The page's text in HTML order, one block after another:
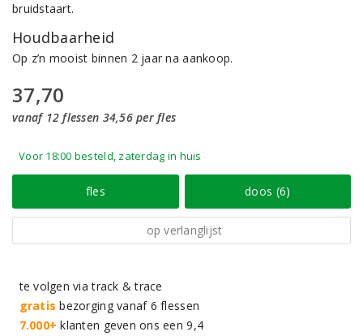
bruidstaart.
Houdbaarheid
Op z’n mooist binnen 2 jaar na aankoop.
37,70
vanaf 12 flessen 34,56 per fles
Voor 18:00 besteld, zaterdag in huis
fles doos (6)
op verlanglijst
te volgen via track & trace
gratis bezorging vanaf 6 flessen
7.000+ klanten geven ons een 9,4